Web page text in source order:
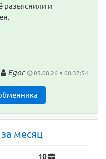
разъяснили и
Egor 05.08.26 в 08:37:54
за месяц
10